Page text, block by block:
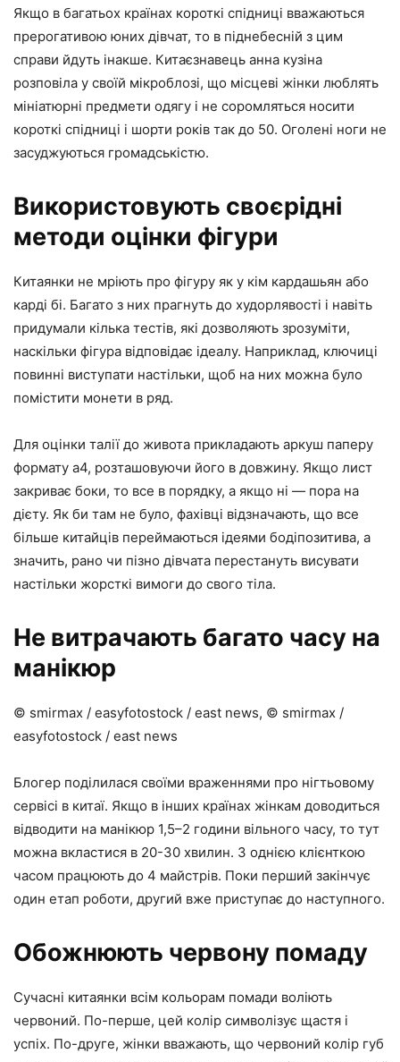
Якщо в багатьох країнах короткі спідниці вважаються
прерогативою юних дівчат, то в піднебесній з цим
справи йдуть інакше. Китаєзнавець анна кузіна
розповіла у своїй мікроблозі, що місцеві жінки люблять
мініатюрні предмети одягу і не соромляться носити
короткі спідниці і шорти років так до 50. Оголені ноги не
засуджуються громадськістю.
Використовують своєрідні
методи оцінки фігури
Китаянки не мріють про фігуру як у кім кардашьян або
карді бі. Багато з них прагнуть до худорлявості і навіть
придумали кілька тестів, які дозволяють зрозуміти,
наскільки фігура відповідає ідеалу. Наприклад, ключиці
повинні виступати настільки, щоб на них можна було
помістити монети в ряд.
Для оцінки талії до живота прикладають аркуш паперу
формату а4, розташовуючи його в довжину. Якщо лист
закриває боки, то все в порядку, а якщо ні — пора на
дієту. Як би там не було, фахівці відзначають, що все
більше китайців переймаються ідеями бодіпозитива, а
значить, рано чи пізно дівчата перестануть висувати
настільки жорсткі вимоги до свого тіла.
Не витрачають багато часу на
манікюр
© smirmax / easyfotostock / east news, © smirmax /
easyfotostock / east news
Блогер поділилася своїми враженнями про нігтьовому
сервісі в китаї. Якщо в інших країнах жінкам доводиться
відводити на манікюр 1,5–2 години вільного часу, то тут
можна вкластися в 20-30 хвилин. З однією клієнткою
часом працюють до 4 майстрів. Поки перший закінчує
один етап роботи, другий вже приступає до наступного.
Обожнюють червону помаду
Сучасні китаянки всім кольорам помади воліють
червоний. По-перше, цей колір символізує щастя і
успіх. По-друге, жінки вважають, що червоний колір губ